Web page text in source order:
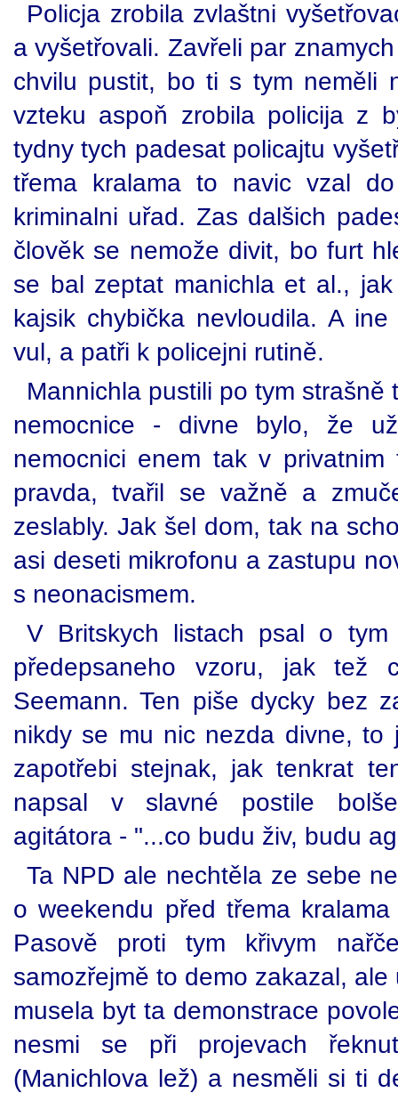
Policja zrobila zvlaštni
a vyšetřovali. Zavřeli par
chvilu pustit, bo ti s tym neměli
vzteku aspoň zrobila policija z
tydny tych padesat policajtu
třema kralama to navic vzal
kriminalni uřad. Zas dalšich
člověk se nemože divit, bo furt
se bal zeptat manichla et al.,
kajsik chybička nevloudila. A
vul, a patři k policejni rutině.
Mannichla pustili po tym
nemocnice - divne bylo, že
nemocnici enem tak v
pravda, tvařil se važně a
zeslably. Jak šel dom, tak na
asi deseti mikrofonu a zastupu
s neonacismem.
V Britskych listach psal o
předepsaneho vzoru, jak tež
Seemann. Ten piše dycky bez
nikdy se mu nic nezda divne, to
zapotřebi stejnak, jak tenkrat
napsal v slavné postile
agitátora - "...co budu živ, budu
Ta NPD ale nechtěla ze sebe
o weekendu před třema
Pasově proti tym křivym
samozřejmě to demo zakazal,
musela byt ta demonstrace
nesmi se při projevach
(Manichlova lež) a nesměli si ti